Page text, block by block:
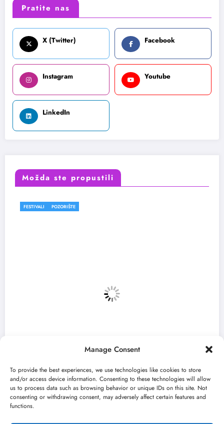
Manage Consent
To provide the best experiences, we use technologies like cookies to store
and/or access device information. Consenting to these technologies will allow
us to process data such as browsing behavior or unique IDs on this site. Not
consenting or withdrawing consent, may adversely affect certain features and
functions.
Pratite nas
X (Twitter) Facebook
Instagram Youtube
LinkedIn
Možda ste propustili
u
„Najveći mali festival u Vojvodini“